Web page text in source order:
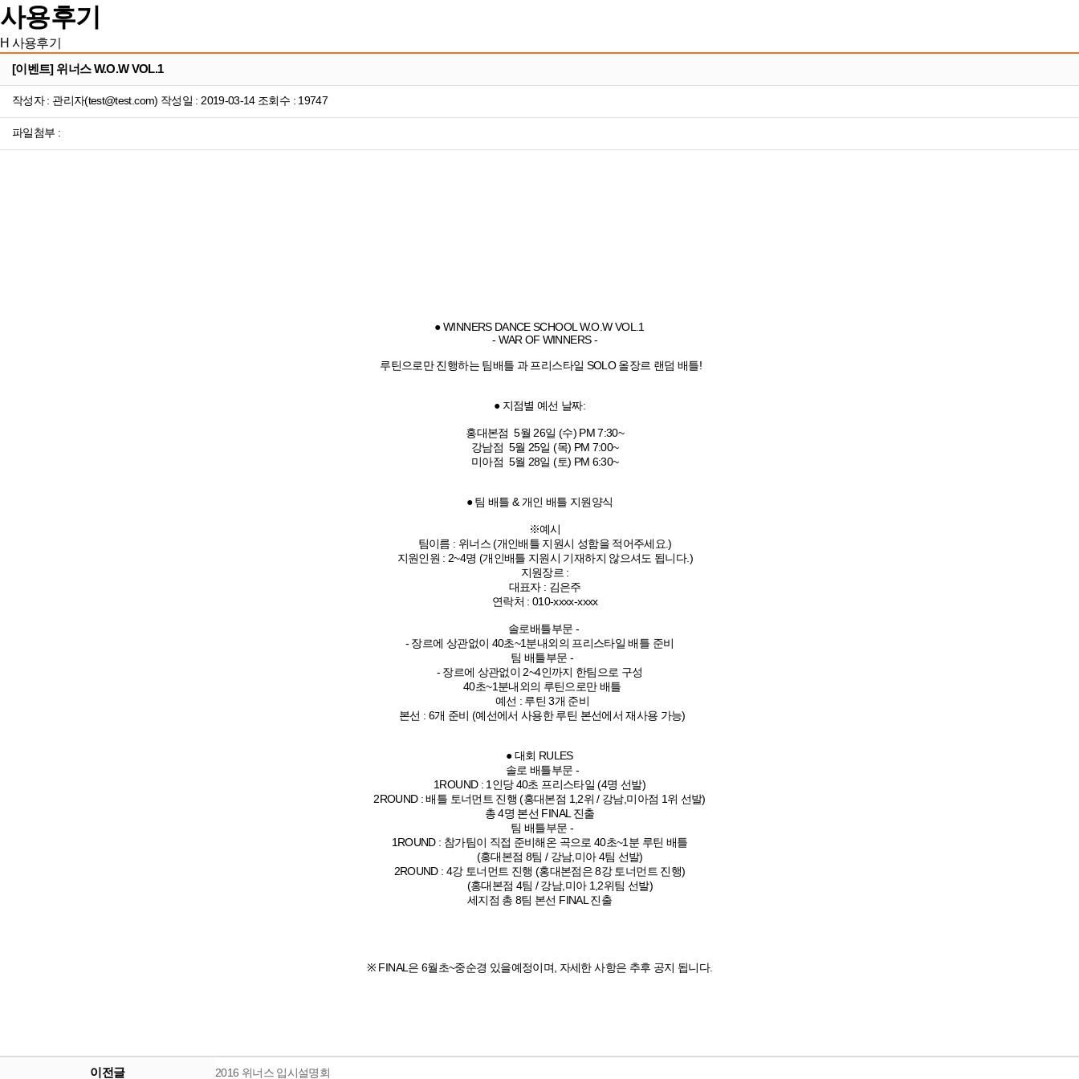
사용후기
H 사용후기
[이벤트] 위너스 W.O.W VOL.1
작성자 : 관리자(test@test.com) 작성일 : 2019-03-14 조회수 : 19747
파일첨부 :
● WINNERS DANCE SCHOOL W.O.W VOL.1
- WAR OF WINNERS -
루틴으로만 진행하는 팀배틀 과 프리스타일 SOLO 올장르 랜덤 배틀!
● 지점별 예선 날짜:
홍대본점 5월 26일 (수) PM 7:30~
강남점 5월 25일 (목) PM 7:00~
미아점 5월 28일 (토) PM 6:30~
● 팀 배틀 & 개인 배틀 지원양식
※예시
팀이름 : 위너스 (개인배틀 지원시 성함을 적어주세요.)
지원인원 : 2~4명 (개인배틀 지원시 기재하지 않으셔도 됩니다.)
지원장르 :
대표자 : 김은주
연락처 : 010-xxxx-xxxx
솔로배틀부문 -
- 장르에 상관없이 40초~1분내외의 프리스타일 배틀 준비
팀 배틀부문 -
- 장르에 상관없이 2~4인까지 한팀으로 구성
40초~1분내외의 루틴으로만 배틀
예선 : 루틴 3개 준비
본선 : 6개 준비 (예선에서 사용한 루틴 본선에서 재사용 가능)
● 대회 RULES
솔로 배틀부문 -
1ROUND : 1인당 40초 프리스타일 (4명 선발)
2ROUND : 배틀 토너먼트 진행 (홍대본점 1,2위 / 강남,미아점 1위 선발)
총 4명 본선 FINAL 진출
팀 배틀부문 -
1ROUND : 참가팀이 직접 준비해온 곡으로 40초~1분 루틴 배틀
(홍대본점 8팀 / 강남,미아 4팀 선발)
2ROUND : 4강 토너먼트 진행 (홍대본점은 8강 토너먼트 진행)
(홍대본점 4팀 / 강남,미아 1,2위팀 선발)
세지점 총 8팀 본선 FINAL 진출
※ FINAL은 6월초~중순경 있을예정이며, 자세한 사항은 추후 공지 됩니다.
이전글 2016 위너스 입시설명회